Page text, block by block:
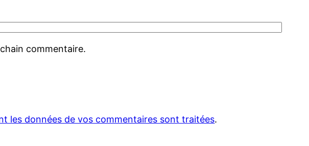
commentaire.
les données de vos commentaires sont traitées.